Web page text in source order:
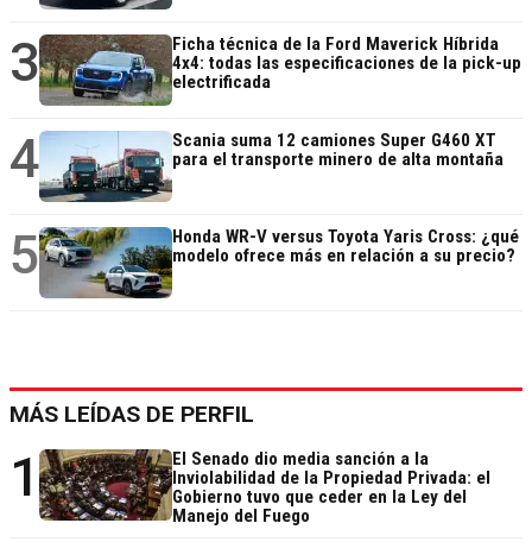
3
Ficha técnica de la Ford Maverick Híbrida
4x4: todas las especificaciones de la pick-up
electrificada
4
Scania suma 12 camiones Super G460 XT
para el transporte minero de alta montaña
5
Honda WR-V versus Toyota Yaris Cross: ¿qué
modelo ofrece más en relación a su precio?
MÁS LEÍDAS DE PERFIL
1
El Senado dio media sanción a la
Inviolabilidad de la Propiedad Privada: el
Gobierno tuvo que ceder en la Ley del
Manejo del Fuego